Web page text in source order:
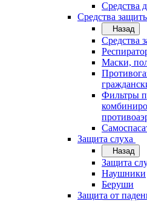
Средства
Средства
Назад
Средства
Маски,
Фильтры
Защита слуха
Назад
Защита
Наушники
Беруши
Защита от